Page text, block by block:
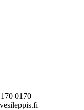
0170